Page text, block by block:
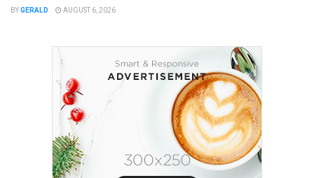
BYGERALD AUGUST 6, 2026